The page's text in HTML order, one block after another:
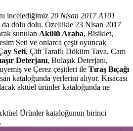
incelediğimiz 20 Nisan 2017 A101
da dolu dolu. Özellikle 23 Nisan 2017
sunulan Akülü Araba, Bisiklet,
Seti ve onlarca çeşit oyuncak
Seti, Çift Taraflı Döküm Tava, Cam
Deterjanı, Bulaşık Deterjanı,
ve Çerez çeşitleri ile Tıraş Bıçağı
kataloğunda yerlerini alıyor. Kısacası
aktüel ürünler kataloğunda ne
Ürünler kataloğunun birinci